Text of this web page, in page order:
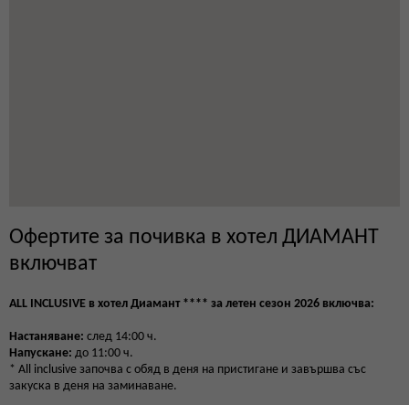
Офертите за почивка в хотел ДИАМАНТ
включват
ALL INCLUSIVE в хотел Диамант **** за летен сезон 2026 включва:
Настаняване: след 14:00 ч.
Напускане: до 11:00 ч.
* All inclusive започва с обяд в деня на пристигане и завършва със
закуска в деня на заминаване.